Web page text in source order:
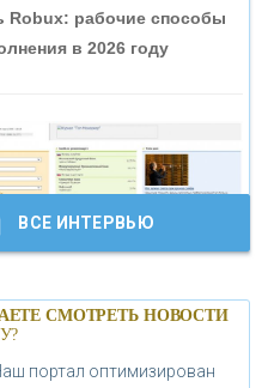
КРЕДИТНЫЙ
Robux: рабочие способы
в 2026 году
логотип впервые за
- «Лента новостей»
ВСЕ ИНТЕРВЬЮ
СМОТРЕТЬ НОВОСТИ
портал оптимизирован